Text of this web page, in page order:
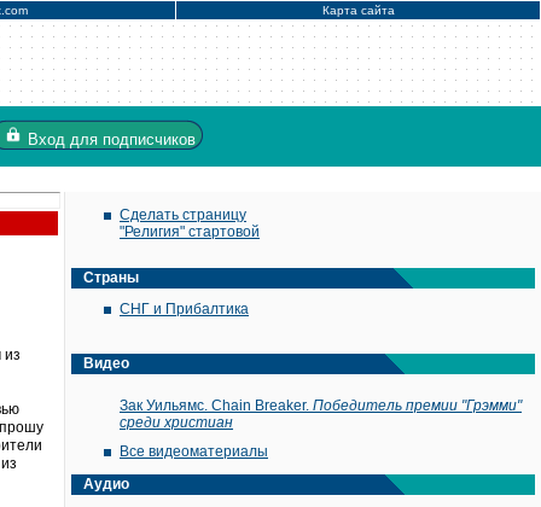
Карта сайта
Вход для подписчиков
из
Сделать страницу
"Религия" стартовой
Страны
СНГ и Прибалтика
Видео
Зак Уильямс. Chain Breaker. Победитель премии "Грэмми"
среди христиан
Все видеоматериалы
Аудио